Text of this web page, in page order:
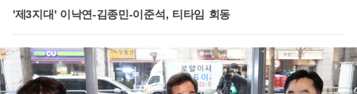
'제3지대' 이낙연-김종민-이준석, 티타임 회동